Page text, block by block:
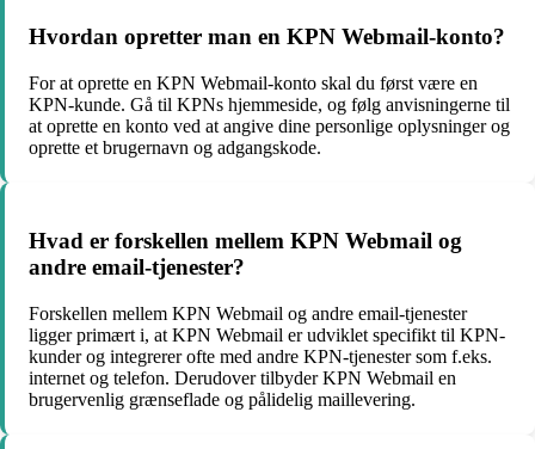
Hvordan opretter man en KPN Webmail-konto?
For at oprette en KPN Webmail-konto skal du først være en
KPN-kunde. Gå til KPNs hjemmeside, og følg anvisningerne til
at oprette en konto ved at angive dine personlige oplysninger og
oprette et brugernavn og adgangskode.
Hvad er forskellen mellem KPN Webmail og
andre email-tjenester?
Forskellen mellem KPN Webmail og andre email-tjenester
ligger primært i, at KPN Webmail er udviklet specifikt til KPN-
kunder og integrerer ofte med andre KPN-tjenester som f.eks.
internet og telefon. Derudover tilbyder KPN Webmail en
brugervenlig grænseflade og pålidelig maillevering.